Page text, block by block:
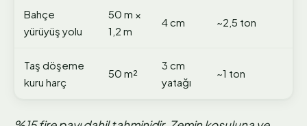
Bahçe
yürüyüş yolu
50 m ×
1,2 m
4 cm ~2,5 ton
Taş döşeme
kuru harç
50 m²
3 cm
yatağı
~1 ton